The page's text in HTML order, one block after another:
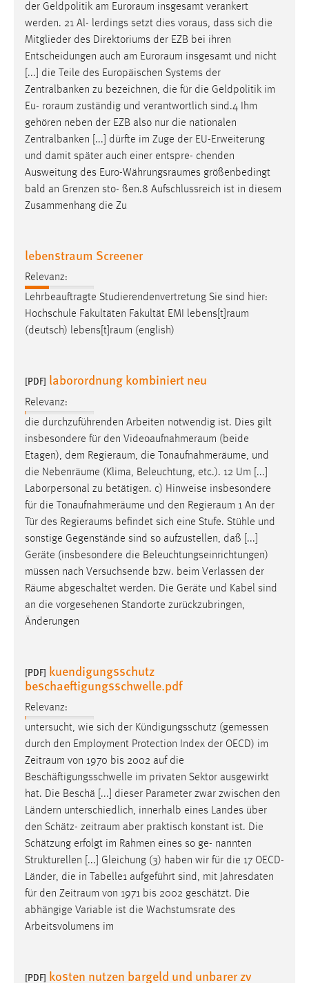
der Geldpolitik am Euroraum insgesamt verankert
werden. 21 Al- lerdings setzt dies voraus, dass sich die
Mitglieder des Direktoriums der EZB bei ihren
Entscheidungen auch am Euroraum insgesamt und nicht
[...] die Teile des Europäischen Systems der
Zentralbanken zu bezeichnen, die für die Geldpolitik im
Eu- roraum zuständig und verantwortlich sind.4 Ihm
gehören neben der EZB also nur die nationalen
Zentralbanken [...] dürfte im Zuge der EU-Erweiterung
und damit später auch einer entspre- chenden
Ausweitung des Euro-Währungsraumes größenbedingt
bald an Grenzen sto- ßen.8 Aufschlussreich ist in diesem
Zusammenhang die Zu
lebenstraum Screener
Relevanz:
Lehrbeauftragte Studierendenvertretung Sie sind hier:
Hochschule Fakultäten Fakultät EMI lebens[t]raum
(deutsch) lebens[t]raum (english)
[PDF] laborordnung kombiniert neu
Relevanz:
die durchzuführenden Arbeiten notwendig ist. Dies gilt
insbesondere für den Videoaufnahmeraum (beide
Etagen), dem Regieraum, die Tonaufnahmeräume, und
die Nebenräume (Klima, Beleuchtung, etc.). 12 Um [...]
Laborpersonal zu betätigen. c) Hinweise insbesondere
für die Tonaufnahmeräume und den Regieraum 1 An der
Tür des Regieraums befindet sich eine Stufe. Stühle und
sonstige Gegenstände sind so aufzustellen, daß [...]
Geräte (insbesondere die Beleuchtungseinrichtungen)
müssen nach Versuchsende bzw. beim Verlassen der
Räume abgeschaltet werden. Die Geräte und Kabel sind
an die vorgesehenen Standorte zurückzubringen,
Änderungen
[PDF] kuendigungsschutz
beschaeftigungsschwelle.pdf
Relevanz:
untersucht, wie sich der Kündigungsschutz (gemessen
durch den Employment Protection Index der OECD) im
Zeitraum von 1970 bis 2002 auf die
Beschäftigungsschwelle im privaten Sektor ausgewirkt
hat. Die Beschä [...] dieser Parameter zwar zwischen den
Ländern unterschiedlich, innerhalb eines Landes über
den Schätz- zeitraum aber praktisch konstant ist. Die
Schätzung erfolgt im Rahmen eines so ge- nannten
Strukturellen [...] Gleichung (3) haben wir für die 17 OECD-
Länder, die in Tabelle1 aufgeführt sind, mit Jahresdaten
für den Zeitraum von 1971 bis 2002 geschätzt. Die
abhängige Variable ist die Wachstumsrate des
Arbeitsvolumens im
[PDF] kosten nutzen bargeld und unbarer zv